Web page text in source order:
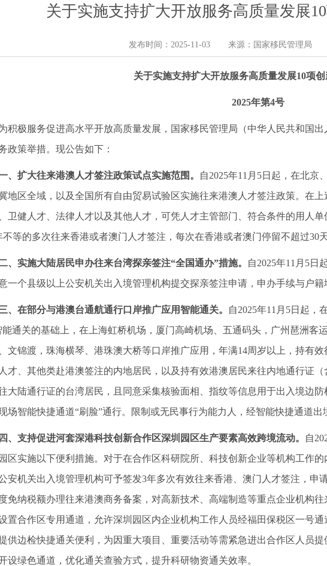
关于实施支持扩大开放服务高质量发展
发布时间：2025-11-03 来源：国家移民管理局
关于实施支持扩大开放服务高质量发展10项
2025年第4号
积极服务促进高水平开放高质量发展，国家移民管理局（中华人民共和国
政策举措。现公告如下：
、扩大往来港澳人才签注政策试点实施范围。
自2025年11月5日起，在北京
地区全域，以及全国所有自由贸易试验区实施往来港澳人才签注政策。在
卫健人才、法律人才以及其他人才，可凭人才主管部门、符合条件的用人
不等的多次往来香港或者澳门人才签注，每次在香港或者澳门停留不超过30天
、实施大陆居民申办往来台湾探亲签注“全国通办”措施。
自2025年11月5日
一个县级以上公安机关出入境管理机构提交探亲签注申请，申办手续与户籍
、在部分与港澳台通航通行口岸推广应用智能通关。
自2025年11月5日起，
能通关的基础上，在上海虹桥机场，厦门高崎机场、五通码头，广州琶洲客
文锦渡，珠海横琴、港珠澳大桥等口岸推广应用，年满14周岁以上，持有
才、其他类赴港澳签注的内地居民，以及持有效港澳居民来往内地通行证
大陆通行证的台湾居民，且同意采集核验面相、指纹等信息用于出入境边
场智能快捷通道“刷脸”通行。限制或无民事行为能力人，经智能快捷通道出
四、支持促进河套深港科技创新合作区深圳园区生产要素高效跨境流动。
自
区实施以下便利措施。对于在合作区科研院所、科技创新企业等机构工作
安机关出入境管理机构可予签发3年多次有效往来香港、澳门人才签注，申
免纳税额办理往来港澳商务备案，对高新技术、高端制造等重点企业机构
置合作区专用通道，允许深圳园区内企业机构工作人员经福田保税区一号
供边检快捷通关便利，为因重大项目、重要活动等需紧急进出合作区人员
设绿色通道，优化通关查验方式，提升科研物资通关效率。